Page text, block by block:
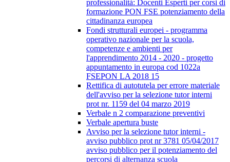
professionalità: Docenti Esperti per corsi di
formazione PON FSE potenziamento della
cittadinanza europea
Fondi strutturali europei - programma
operativo nazionale per la scuola,
competenze e ambienti per
l'apprendimento 2014 - 2020 - progetto
appuntamento in europa cod 1022a
FSEPON LA 2018 15
Rettifica di autotutela per errore materiale
dell'avviso per la selezione tutor interni
prot nr. 1159 del 04 marzo 2019
Verbale n 2 comparazione preventivi
Verbale apertura buste
Avviso per la selezione tutor interni -
avviso pubblico prot nr 3781 05/04/2017
avviso pubblico per il potenziamento del
percorsi di alternanza scuola